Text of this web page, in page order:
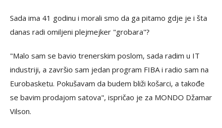
Sada ima 41 godinu i morali smo da ga pitamo gdje je i šta
danas radi omiljeni plejmejker "grobara"?
"Malo sam se bavio trenerskim poslom, sada radim u IT
industriji, a završio sam jedan program FIBA i radio sam na
Eurobasketu. Pokušavam da budem bliži košarci, a takođe
se bavim prodajom satova", ispričao je za MONDO Džamar
Vilson.